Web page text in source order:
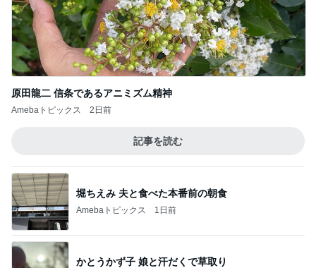
原田龍二 信条であるアニミズム精神
Amebaトピックス 2日前
記事を読む
堀ちえみ 夫と食べた本番前の朝食
Amebaトピックス 1日前
かとうかず子 娘と汗だくで草取り